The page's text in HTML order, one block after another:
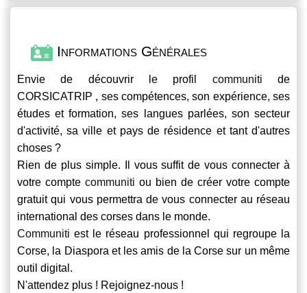
Informations Générales
Envie de découvrir le profil communiti de
CORSICATRIP , ses compétences, son expérience, ses
études et formation, ses langues parlées, son secteur
d'activité, sa ville et pays de résidence et tant d'autres
choses ?
Rien de plus simple. Il vous suffit de vous connecter à
votre compte communiti ou bien de créer votre compte
gratuit qui vous permettra de vous connecter au réseau
international des corses dans le monde.
Communiti est le réseau professionnel qui regroupe la
Corse, la Diaspora et les amis de la Corse sur un même
outil digital.
N'attendez plus ! Rejoignez-nous !